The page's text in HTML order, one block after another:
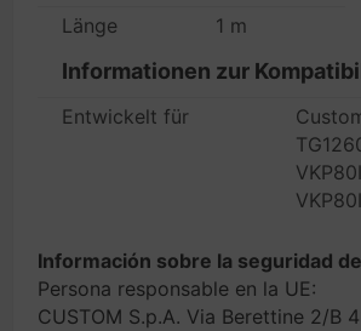
Länge
1 m
Informationen zur
Entwickelt für
Información sobre la seguridad
Persona responsable en la UE:
CUSTOM S.p.A. Via Berettine 2/B